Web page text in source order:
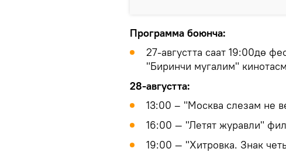
Программа боюнча:
27-августта саат 19:00дө
"Биринчи мугалим"
28-августта:
13:00 – "Москва слезам не
16:00 — "Летят журавли"
19:00 — "Хитровка. Знак